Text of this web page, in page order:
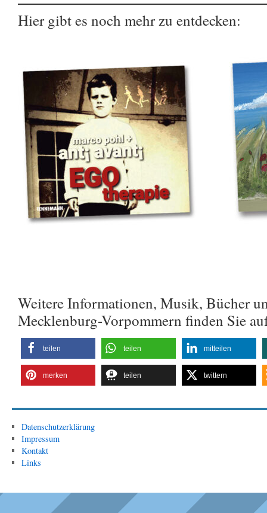
Hier gibt es noch mehr zu entdecken:
Weitere Informationen, Musik, Bücher
Mecklenburg-Vorpommern finden Sie
teilen teilen mitteilen
merken teilen twittern
Datenschutzerklärung
Impressum
Kontakt
Links